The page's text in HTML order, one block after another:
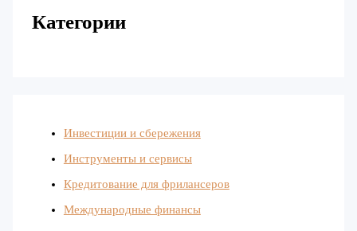
Категории
Инвестиции и сбережения
Инструменты и сервисы
Кредитование для фрилансеров
Международные финансы